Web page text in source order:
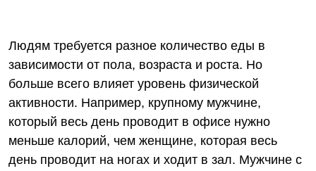
Людям требуется разное количество еды в
зависимости от пола, возраста и роста. Но
больше всего влияет уровень физической
активности. Например, крупному мужчине,
который весь день проводит в офисе нужно
меньше калорий, чем женщине, которая весь
день проводит на ногах и ходит в зал. Мужчине с